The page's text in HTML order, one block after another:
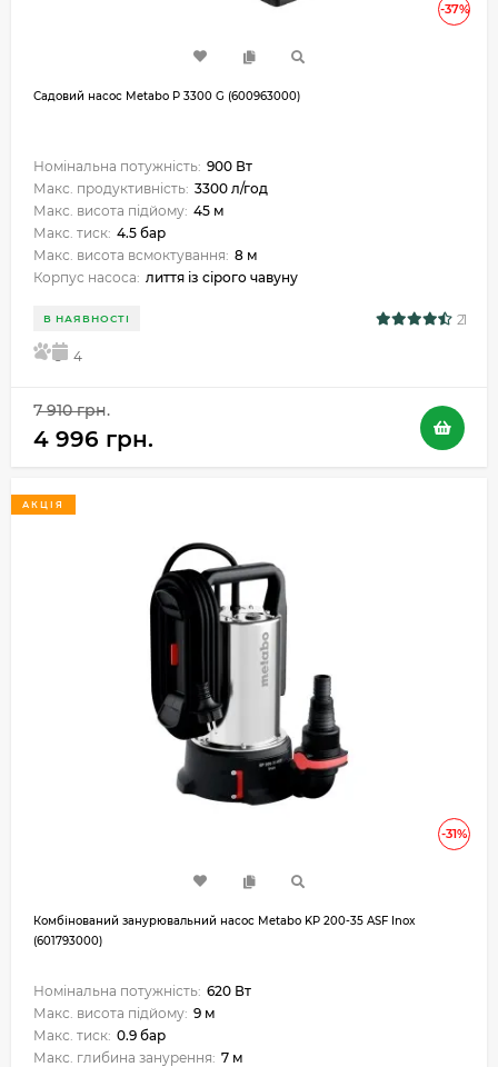
-37%
Садовий насос Metabo P 3300 G (600963000)
Номінальна потужність: 900 Вт
Макс. продуктивність: 3300 л/год
Макс. висота підйому: 45 м
Макс. тиск: 4.5 бар
Макс. висота всмоктування: 8 м
Корпус насоса: лиття із сірого чавуну
В НАЯВНОСТІ 21
5 4
7 910 грн.
4 996 грн.
-31%
АКЦІЯ
Комбінований занурювальний насос Metabo KP 200-35 ASF Inox
(601793000)
Номінальна потужність: 620 Вт
Макс. висота підйому: 9 м
Макс. тиск: 0.9 бар
Макс. глибина занурення: 7 м